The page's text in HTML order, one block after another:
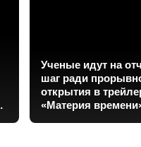
Ученые идут на
шаг ради
открытия в
«Материя